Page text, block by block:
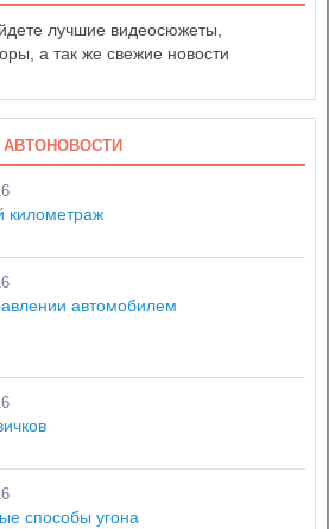
лучшие видеосюжеты,
а так же свежие новости
АВТОНОВОСТИ
километраж
автомобилем
способы угона